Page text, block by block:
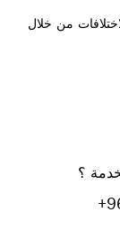
من خلال
؟